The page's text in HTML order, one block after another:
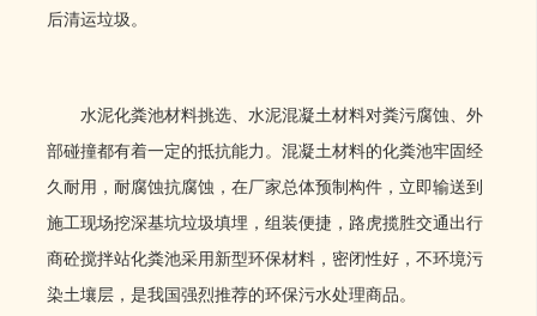
后清运垃圾。
水泥化粪池材料挑选、水泥混凝土材料对粪污腐蚀、外
部碰撞都有着一定的抵抗能力。混凝土材料的化粪池牢固经
久耐用，耐腐蚀抗腐蚀，在厂家总体预制构件，立即输送到
施工现场挖深基坑垃圾填埋，组装便捷，路虎揽胜交通出行
商砼搅拌站化粪池采用新型环保材料，密闭性好，不环境污
染土壤层，是我国强烈推荐的环保污水处理商品。